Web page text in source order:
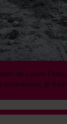
de Lucien
torrentielles. ©